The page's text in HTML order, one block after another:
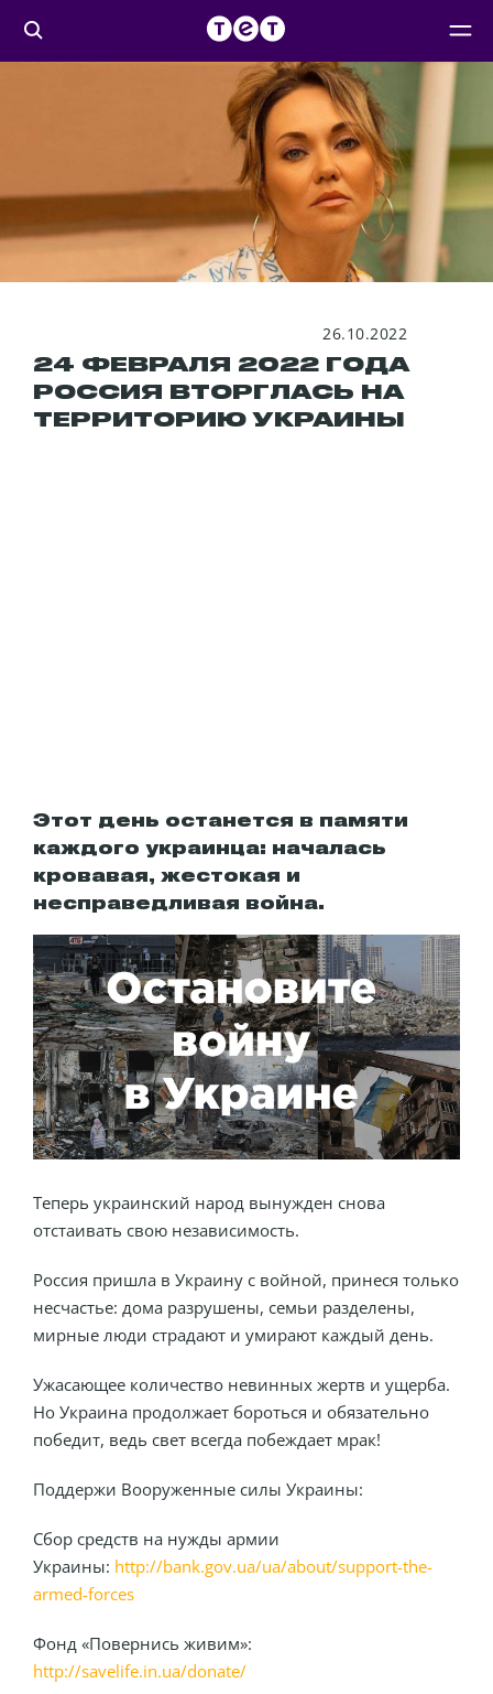
26.10.2022
24 ФЕВРАЛЯ 2022 ГОДА
РОССИЯ ВТОРГЛАСЬ НА
ТЕРРИТОРИЮ УКРАИНЫ
Этот день останется в памяти
каждого украинца: началась
кровавая, жестокая и
несправедливая война.
Теперь украинский народ вынужден снова
отстаивать свою независимость.
Россия пришла в Украину с войной, принеся только
несчастье: дома разрушены, семьи разделены,
мирные люди страдают и умирают каждый день.
Ужасающее количество невинных жертв и ущерба.
Но Украина продолжает бороться и обязательно
победит, ведь свет всегда побеждает мрак!
Поддержи Вооруженные силы Украины:
Сбор средств на нужды армии
Украины: http://bank.gov.ua/ua/about/support-the-
armed-forces
Фонд «Повернись живим»:
http://savelife.in.ua/donate/